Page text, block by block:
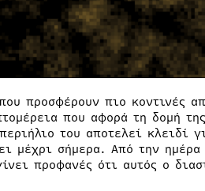
προσφέρουν πιο κοντινές
που αφορά τη δομή
του αποτελεί κλειδί
μέχρι σήμερα. Από την
προφανές ότι αυτός ο